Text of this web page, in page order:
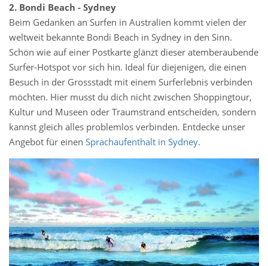
2. Bondi Beach - Sydney
Beim Gedanken an Surfen in Australien kommt vielen der
weltweit bekannte Bondi Beach in Sydney in den Sinn.
Schön wie auf einer Postkarte glänzt dieser atemberaubende
Surfer-Hotspot vor sich hin. Ideal für diejenigen, die einen
Besuch in der Grossstadt mit einem Surferlebnis verbinden
möchten. Hier musst du dich nicht zwischen Shoppingtour,
Kultur und Museen oder Traumstrand entscheiden, sondern
kannst gleich alles problemlos verbinden. Entdecke unser
Angebot für einen Sprachaufenthalt in Sydney.